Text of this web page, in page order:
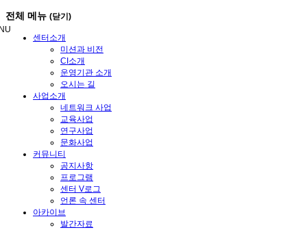
메
뉴
전체 메뉴 (닫기)
센터소개
미션과 비전
CI소개
운영기관 소개
오시는 길
사업소개
네트워크 사업
교육사업
연구사업
문화사업
커뮤니티
공지사항
프로그램
센터 V로그
언론 속 센터
아카이브
발간자료